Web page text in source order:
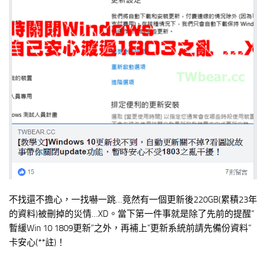
不找還不擔心，一找嚇一跳…竟然有一個更新後220GB(累積23年
的資料)被刪掉的災情…XD。當下第一件事就是除了先前的提醒”
暫緩Win 10 1809更新”之外，再補上”更新系統前請先備份資料”
卡安心(**註)！